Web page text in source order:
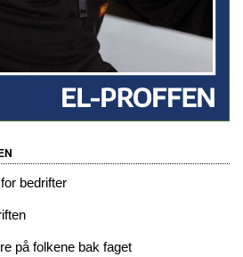
bedrifter
på folkene bak faget